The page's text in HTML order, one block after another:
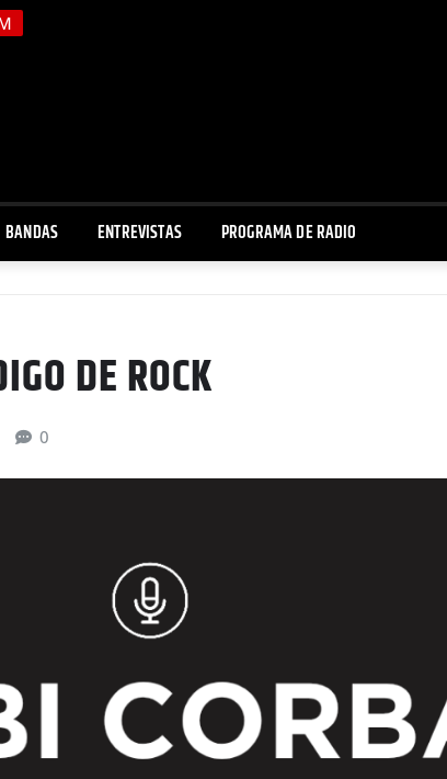
BANDAS ENTREVISTAS PROGRAMA DE RADIO
DE ROCK
0